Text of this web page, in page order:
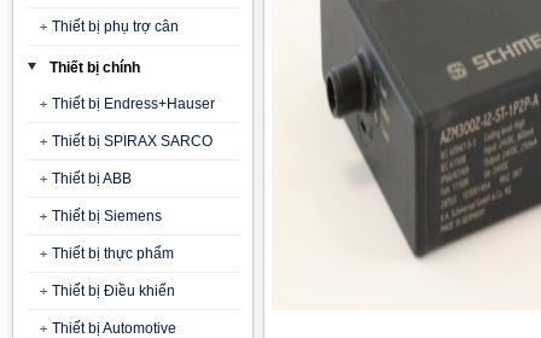
Thiết bị phụ trợ cân
Thiết bị chính
Thiết bị Endress+Hauser
Thiết bị SPIRAX SARCO
Thiết bị ABB
Thiết bị Siemens
Thiết bị thực phẩm
Thiết bị Điều khiển
Thiết bị Automotive